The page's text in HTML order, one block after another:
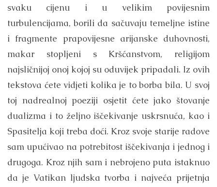
svaku cijenu i u velikim povijesnim
turbulencijama, borili da sačuvaju temeljne istine
i fragmente prapovijesne arijanske duhovnosti,
makar stopljeni s Kršćanstvom, religijom
najsličnijoj onoj kojoj su oduvijek pripadali. Iz ovih
tekstova ćete vidjeti kolika je to borba bila. U svoj
toj nadrealnoj poeziji osjetit ćete jako štovanje
dualizma i to željno iščekivanje uskrsnuća, kao i
Spasitelja koji treba doći. Kroz svoje starije radove
sam upućivao na potrebitost iščekivanja i jednog i
drugoga. Kroz njih sam i nebrojeno puta istaknuo
da je Vatikan ljudska tvorba i najveća prijetnja